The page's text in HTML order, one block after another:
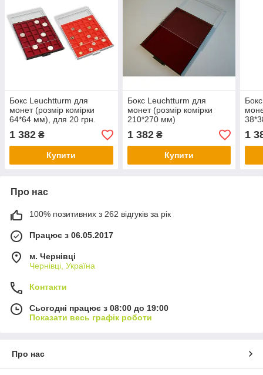
Бокс Leuchtturm для
монет (розмір комірки
64*64 мм), для 20 грн.
НБУ срібло
1 382 ₴
Купити
Бокс Leuchtturm для
монет (розмір комірки
210*270 мм)
1 382₴
Купити
1
Про нас
100% позитивних з 262 відгуків за рік
Працює з 06.05.2017
м. Чернівці
Чернівці, Україна
Контакти
Сьогодні працює з 08:00 до 19:00
Показати весь графік роботи
Про нас